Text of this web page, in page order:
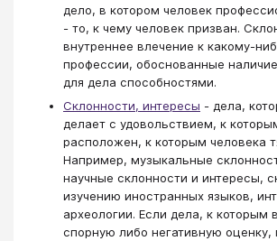
дело, в котором человек
- то, к чему человек призван.
внутреннее влечение к какому-
профессии, обоснованные
для дела способностями.
Склонности, интересы - дела,
делает с удовольствием, к
расположен, к которым человека
Например, музыкальные
научные склонности и интересы,
изучению иностранных языков,
археологии. Если дела, к которым
спорную либо негативную оценку,